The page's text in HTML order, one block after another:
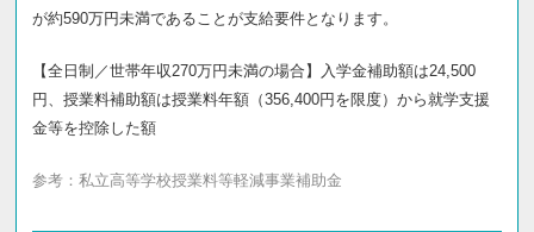
が約590万円未満であることが支給要件となります。
【全日制／世帯年収270万円未満の場合】入学金補助額は24,500
円、授業料補助額は授業料年額（356,400円を限度）から就学支援
金等を控除した額
参考： 私立高等学校授業料等軽減事業補助金